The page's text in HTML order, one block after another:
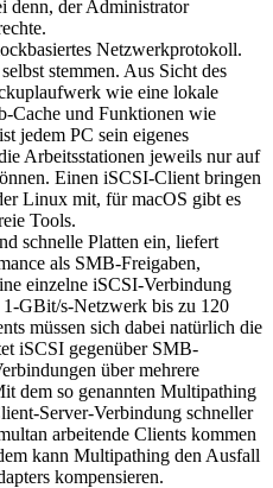
denn, der Administrator
Netzwerkprotokoll.
stemmen. Aus Sicht des
wie eine lokale
Cache und Funktionen wie
jedem PC sein eigenes
Arbeitsstationen jeweils nur auf
Einen iSCSI-Client bringen
Linux mit, für macOS gibt es
Tools.
schnelle Platten ein, liefert
als SMB-Freigaben,
einzelne iSCSI-Verbindung
GBit/s-Netzwerk bis zu 120
müssen sich dabei natürlich die
iSCSI gegenüber SMB-
über mehrere
dem so genannten Multipathing
Server-Verbindung schneller
arbeitende Clients kommen
kann Multipathing den Ausfall
kompensieren.